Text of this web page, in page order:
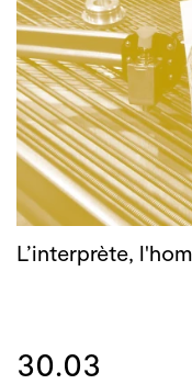
L’interprète,
30.03